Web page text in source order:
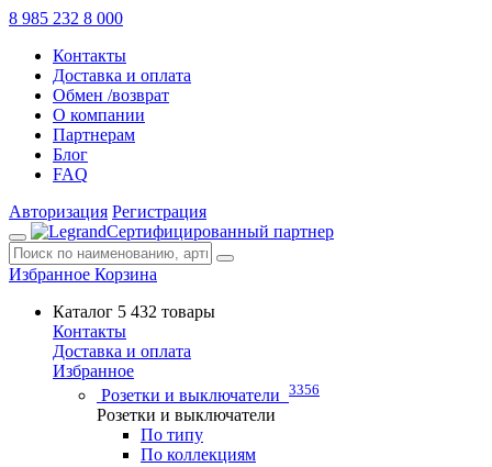
8 985 232 8 000
Контакты
Доставка и оплата
Обмен /возврат
О компании
Партнерам
Блог
FAQ
Авторизация Регистрация
Сертифицированный партнер
Избранное Корзина
Каталог 5 432 товары
Контакты
Доставка и оплата
Избранное
Розетки и выключатели 3356
Розетки и выключатели
По типу
По коллекциям